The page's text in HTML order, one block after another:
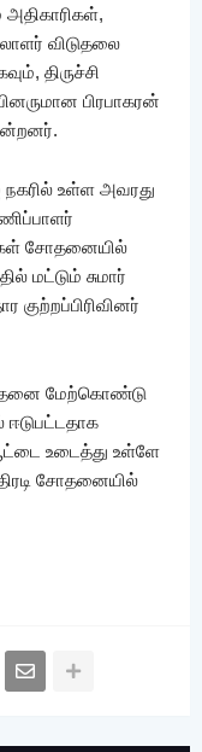
அதிகாரிகள்,
விடுதலை
திருச்சி
பிரபாகரன்
உள்ள அவரது
சோதனையில்
மட்டும் சுமார்
மேற்கொண்டு
ஈடுபட்டதாக
உடைத்து உள்ளே
சோதனையில்